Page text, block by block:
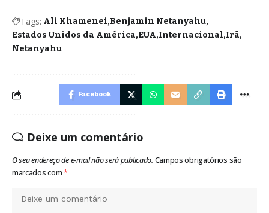
Tags: Ali Khamenei Benjamin Netanyahu
Estados Unidos da América EUA Internacional Irã
Netanyahu
Facebook
Deixe um comentário
O seu endereço de e-mail não será publicado. Campos obrigatórios são
marcados com*